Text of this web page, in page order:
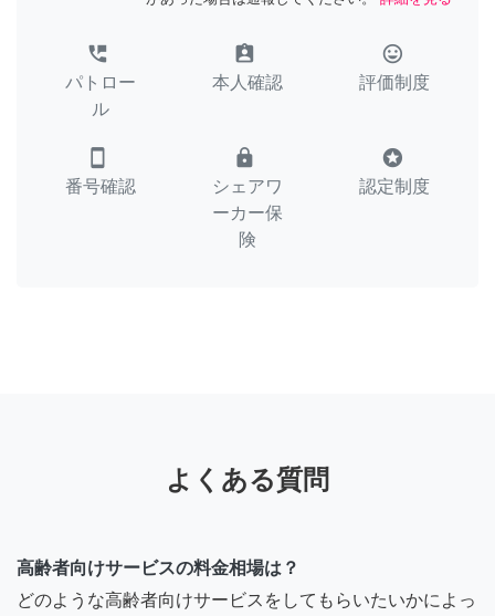
perm_phone_msg
パトロー
ル
assignment_ind
本人確認
tag_faces
評価制度
smartphone
番号確認
lock
シェアワ
ーカー保
険
stars
認定制度
よくある質問
高齢者向けサービスの料金相場は？
どのような高齢者向けサービスをしてもらいたいかによっ